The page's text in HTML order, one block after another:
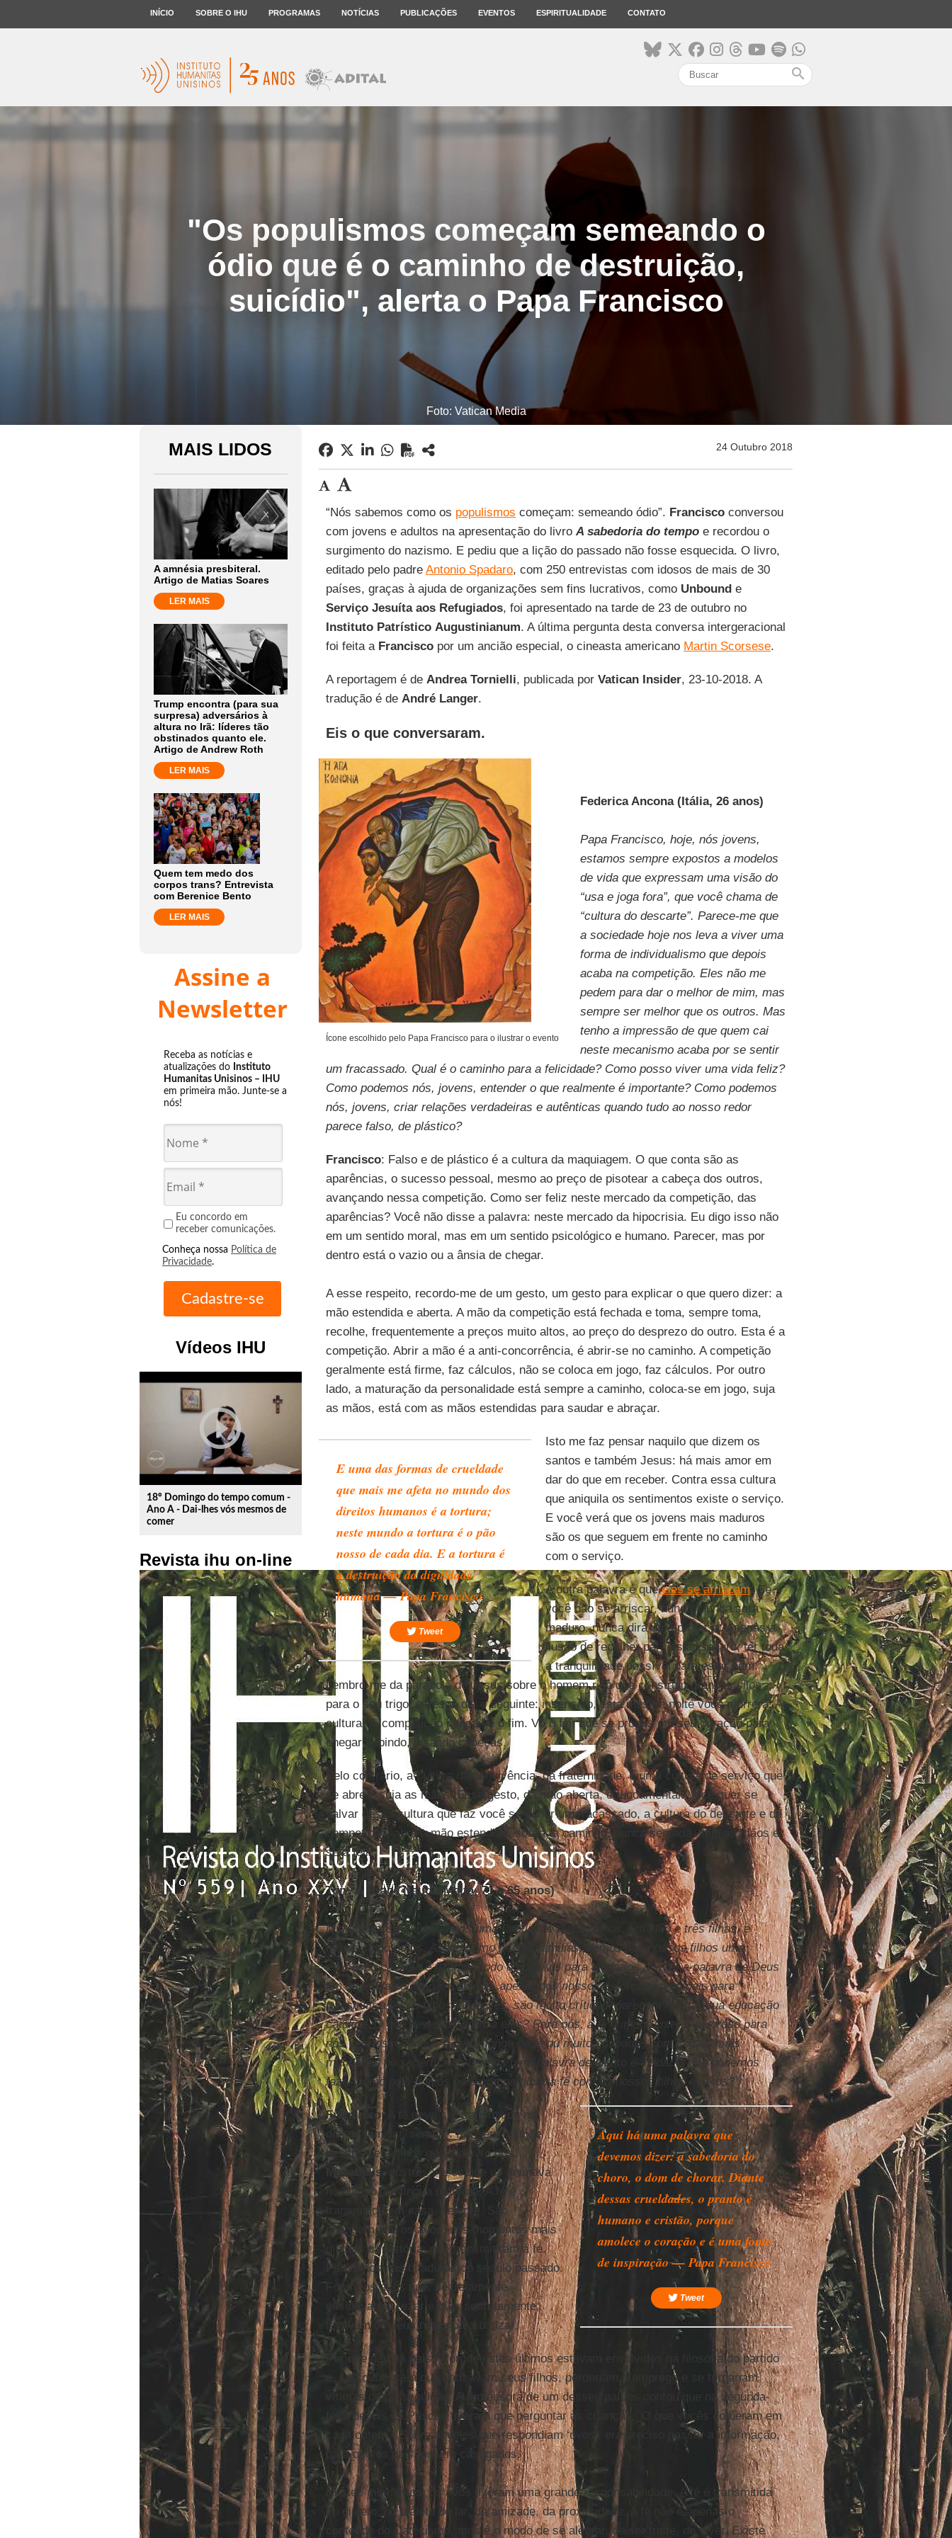
INÍCIO SOBRE O IHU PROGRAMAS NOTÍCIAS PUBLICAÇÕES EVENTOS ESPIRITUALIDADE CONTATO
search
"Os populismos começam semeando o
ódio que é o caminho de destruição,
suicídio", alerta o Papa Francisco
Foto: Vatican Media
MAIS LIDOS
A amnésia presbiteral.
Artigo de Matias Soares
LER MAIS
Trump encontra (para sua
surpresa) adversários à
altura no Irã: líderes tão
obstinados quanto ele.
Artigo de Andrew Roth
LER MAIS
Quem tem medo dos
corpos trans? Entrevista
com Berenice Bento
LER MAIS
Assine a
Newsletter
Receba as notícias e
atualizações do Instituto
Humanitas Unisinos – IHU
em primeira mão. Junte-se a
nós!
Eu concordo em
receber comunicações.
Conheça nossa Política de
Privacidade.
Vídeos IHU
play_circle_outline
18º Domingo do tempo comum -
Ano A - Dai-lhes vós mesmos de
comer
Revista ihu on-line
24 Outubro 2018
“Nós sabemos como os populismos começam: semeando ódio”. Franciscoconversou
com jovens e adultos na apresentação do livro A sabedoria do tempoe recordou o
surgimento do nazismo. E pediu que a lição do passado não fosse esquecida. O livro,
editado pelo padre Antonio Spadaro, com 250 entrevistas com idosos de mais de 30
países, graças à ajuda de organizações sem fins lucrativos, como Unbounde
Serviço Jesuíta aos Refugiados, foi apresentado na tarde de 23 de outubro no
Instituto Patrístico Augustinianum. A última pergunta desta conversa intergeracional
foi feita a Franciscopor um ancião especial, o cineasta americano Martin Scorsese.
A reportagem é de Andrea Tornielli, publicada por Vatican Insider, 23-10-2018. A
tradução é de André Langer.
Eis o que conversaram.
Ícone escolhido pelo Papa Francisco para o ilustrar o evento
Federica Ancona (Itália, 26 anos)
Papa Francisco, hoje, nós jovens,
estamos sempre expostos a modelos
de vida que expressam uma visão do
“usa e joga fora”, que você chama de
“cultura do descarte”. Parece-me que
a sociedade hoje nos leva a viver uma
forma de individualismo que depois
acaba na competição. Eles não me
pedem para dar o melhor de mim, mas
sempre ser melhor que os outros. Mas
tenho a impressão de que quem cai
neste mecanismo acaba por se sentir
um fracassado. Qual é o caminho para a felicidade? Como posso viver uma vida feliz?
Como podemos nós, jovens, entender o que realmente é importante? Como podemos
nós, jovens, criar relações verdadeiras e autênticas quando tudo ao nosso redor
parece falso, de plástico?
Francisco: Falso e de plástico é a cultura da maquiagem. O que conta são as
aparências, o sucesso pessoal, mesmo ao preço de pisotear a cabeça dos outros,
avançando nessa competição. Como ser feliz neste mercado da competição, das
aparências? Você não disse a palavra: neste mercado da hipocrisia. Eu digo isso não
em um sentido moral, mas em um sentido psicológico e humano. Parecer, mas por
dentro está o vazio ou a ânsia de chegar.
A esse respeito, recordo-me de um gesto, um gesto para explicar o que quero dizer: a
mão estendida e aberta. A mão da competição está fechada e toma, sempre toma,
recolhe, frequentemente a preços muito altos, ao preço do desprezo do outro. Esta é a
competição. Abrir a mão é a anti-concorrência, é abrir-se no caminho. A competição
geralmente está firme, faz cálculos, não se coloca em jogo, faz cálculos. Por outro
lado, a maturação da personalidade está sempre a caminho, coloca-se em jogo, suja
as mãos, está com as mãos estendidas para saudar e abraçar.
E uma das formas de crueldade
que mais me afeta no mundo dos
direitos humanos é a tortura;
neste mundo a tortura é o pão
nosso de cada dia. E a tortura é
a destruição da dignidade
humana — Papa Francisco
Tweet
Isto me faz pensar naquilo que dizem os
santos e também Jesus: há mais amor em
dar do que em receber. Contra essa cultura
que aniquila os sentimentos existe o serviço.
E você verá que os jovens mais maduros
são os que seguem em frente no caminho
com o serviço.
A outra palavra é queeles se arriscam. Se
você não se arriscar, nunca, nunca será
maduro, nunca dirá uma profecia. Apenas a
ilusão de recolher para estar seguro, ter toda
a tranquilidade possível para estar bem.
Lembro-me da parábola de Jesus sobre o homem rico que construiu grandes silos
para o seu trigo, e Jesus diz o seguinte: insensato, esta mesma noite você morrerá! A
cultura da competição nunca vê o fim. Vê o fim que se propôs em seu coração para
chegar subindo, pisando cabeças.
Pelo contrário, a cultura da convivência, da fraternidade, é uma cultura de serviço que
se abre e suja as mãos. Esse gesto, da mão aberta, é fundamental. Você quer se
salvar dessa cultura que faz você se sentir um fracassado, a cultura do descarte e da
competição: abre a mão estendida, sorria, a caminho, nunca sentada, suja as mãos e
será feliz.
Tony e Grace Naudi (Malta, 71 e 65 anos)
Minha esposa e eu criamos uma família de quatro filhos, um filho e três filhas, e
temos cinco netos. Assim como muitas famílias, demos aos nossos filhos uma
educação católica e fizemos todo o possível para ajudá-los a viver a palavra de Deus
em sua vida cotidiana. Contudo, apesar dos nossos esforços como pais para
transmitir a fé, os filhos, às vezes, são muito críticos, parecem rejeitar sua educação
católica. O que devemos dizer a eles? Para nós, a fé é importante. É doloroso para
nós ver nossos filhos e netos longe da fé ou muito ocupados com coisas mais
mundanas ou superficiais. Dê-nos uma palavra de alento e ajuda. O que podemos
fazer como pais e avós para compartilhar a fé com os nossos filhos e netos?
Aqui há uma palavra que
devemos dizer: a sabedoria do
choro, o dom de chorar. Diante
dessas crueldades, o pranto é
humano e cristão, porque
amolece o coração e é uma fonte
de inspiração — Papa Francisco
Tweet
Francisco: A fé deve ser transmitida no
dialeto familiar, sempre. Pensem na mãe
desses sete filhos que, no livro dos
Macabeus , diz três vezes que os animava
no dialeto, na língua materna. A fé é
transmitida em casa, sempre. São
precisamente os avós, nos momentos mais
difíceis da história, que transmitiram a fé.
Pensemos nas ditaduras do século passado.
Foram os avós que, secretamente,
ensinavam a rezar e que, secretamente,
levavam os seus netos para batizar.
Por que não os pais? Porque estes últimos estavam envolvidos na filosofia do partido
e, se soubessem que batizavam seus filhos, perderiam o emprego e se tornariam
vítimas de perseguição. A professora de um desses países contou que na segunda-
feira depois da Páscoa tiveram que perguntar às crianças: ‘O que vocês comeram em
casa ontem?’ Sobre aqueles que respondiam ‘ovos’, era preciso passar a informação,
para que os pais fossem castigados.
Nestes momentos, os avós tiveram uma grande responsabilidade. A fé é transmitida
no dialeto, no dialeto do lar, da amizade, da proximidade. A fé não é apenas o
conteúdo do Catecismo, mas é o modo de se alegrar, de ser triste, de viver. Existe